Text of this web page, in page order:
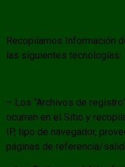
Recopilamos Información
las siguientes tecnologías:
– Los “Archivos de
ocurren en el Sitio y
IP, tipo de navegador,
páginas de referencia/